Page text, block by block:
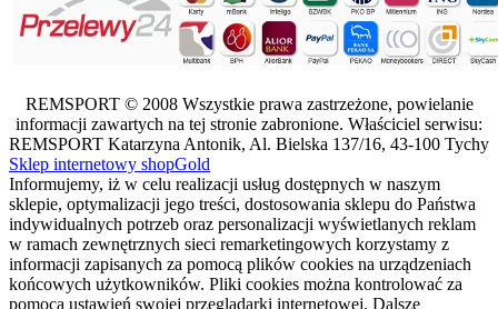
REMSPORT © 2008 Wszystkie prawa zastrzeżone, powielanie
informacji zawartych na tej stronie zabronione. Właściciel serwisu:
REMSPORT Katarzyna Antonik, Al. Bielska 137/16, 43-100 Tychy
Sklep internetowy shopGold
Informujemy, iż w celu realizacji usług dostępnych w naszym
sklepie, optymalizacji jego treści, dostosowania sklepu do Państwa
indywidualnych potrzeb oraz personalizacji wyświetlanych reklam
w ramach zewnętrznych sieci remarketingowych korzystamy z
informacji zapisanych za pomocą plików cookies na urządzeniach
końcowych użytkowników. Pliki cookies można kontrolować za
pomocą ustawień swojej przeglądarki internetowej. Dalsze